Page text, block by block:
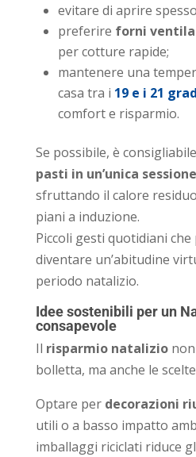
evitare di aprire
preferire forni
per cotture rapide;
mantenere una
casa tra i 19 e i 21
comfort e risparmio.
Se possibile, è consigliabile
pasti in un’unica
sfruttando il calore
piani a induzione.
Piccoli gesti quotidiani
diventare un’abitudine
periodo natalizio.
Idee sostenibili per un
consapevole
Il risparmio natalizionon
bolletta, ma anche le
Optare per decorazioni
utili o a basso impatto
imballaggi riciclati riduce